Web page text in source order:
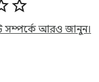
সম্পর্কে আরও জানুন।